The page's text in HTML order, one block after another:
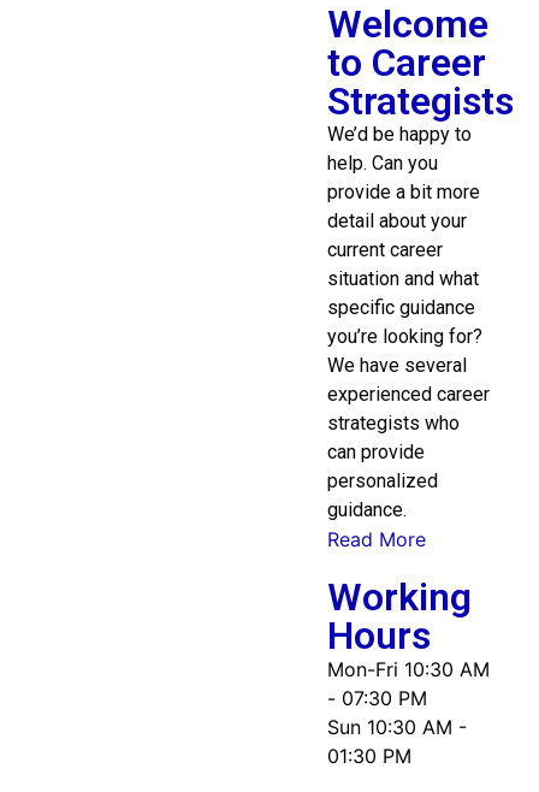
Welcome
to Career
Strategists
We’d be happy to
help. Can you
provide a bit more
detail about your
current career
situation and what
specific guidance
you’re looking for?
We have several
experienced career
strategists who
can provide
personalized
guidance.
Read More
Working
Hours
Mon-Fri 10:30 AM
- 07:30 PM
Sun 10:30 AM -
01:30 PM